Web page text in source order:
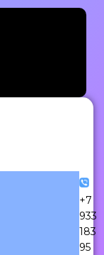
+7
933
183
95